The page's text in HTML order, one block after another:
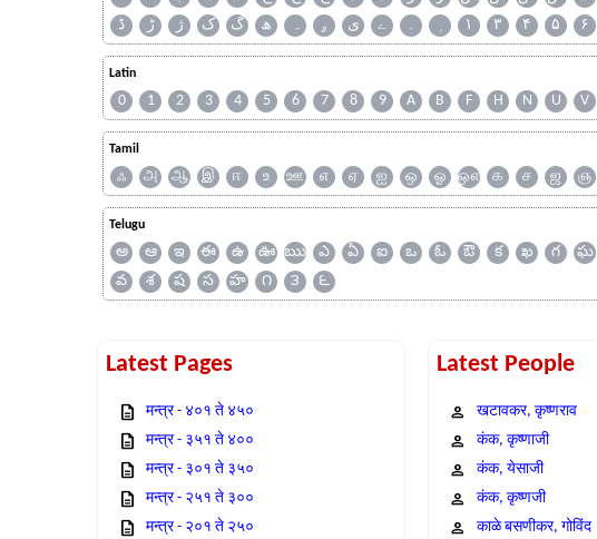
ڈ
ڑ ژ ک گ ھ ہ ۄ ی ے ۔ ۱ ۳ ۴ ۵ ۶
Latin
0 1 2 3 4 5 6 7 8 9 A B F H N U V
Tamil
ஃ அ ஆ இ ஈ உ ஊ எ ஏ ஐ ஒ ஓ ஔ க ச ஜ ஞ
Telugu
అ ఆ ఇ ఈ ఉ ఊ ఋ ఎ ఏ ఐ ఒ ఓ ఔ క ఖ గ ఘ
వ
శ ష స హ ౧ ౩ ౬
Latest Pages
मन्त्र - ४०१ ते ४५०
मन्त्र - ३५१ ते ४००
मन्त्र - ३०१ ते ३५०
मन्त्र - २५१ ते ३००
मन्त्र - २०१ ते २५०
Latest People
खटावकर, कृष्णराव
कंक, कृष्णाजी
कंक, येसाजी
कंक, कृष्णजी
काळे बसणीकर, गोविंद